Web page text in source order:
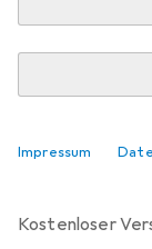
Impressum
Lieferort
kostenloser